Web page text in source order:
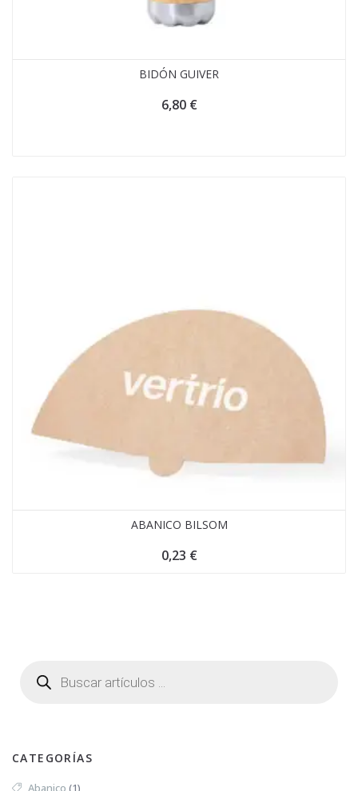
BIDÓN GUIVER
6,80 €
ABANICO BILSOM
0,23 €
CATEGORÍAS
Abanico (1)